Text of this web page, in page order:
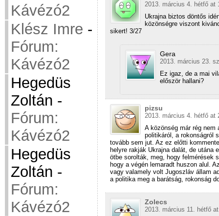
Kávézó2
Klész Imre -
Fórum:
Kávézó2
Hegedüs
Zoltán -
Fórum:
Kávézó2
Hegedüs
Zoltán -
Fórum:
Kávézó2
2013. március 4. hétfő at
Ukrajna biztos döntős
közönségre viszont
sikert! 3/27
Gera
2013. március 23.
Ez igaz, de a mai
először hallani?
pizsu
2013. március 4. hétfő at
A közönség már rég
politikáról, a rokonságról
tovább sem jut. Az ez előtti
helyre rakják Ukrajna dalát, de utána
ötbe sorolták, meg, hogy felmérések
hogy a végén lemaradt huszon alul.
vagy valamely volt Jugoszláv állam
a politika meg a barátság, rokonság
Zolecs
2013. március 11. hétfő